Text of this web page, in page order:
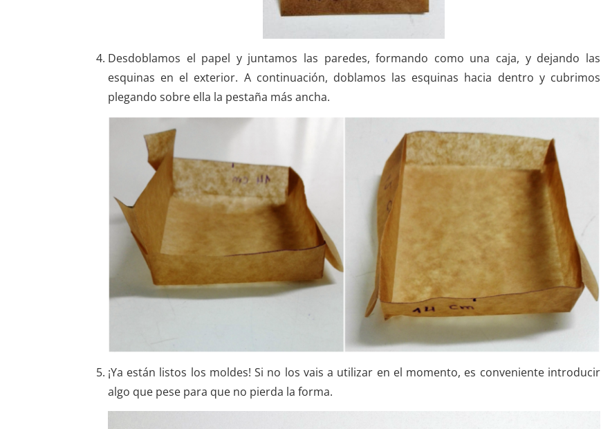
Desdoblamos el papel y juntamos las paredes, formando como una caja, y dejando las
esquinas en el exterior. A continuación, doblamos las esquinas hacia dentro y cubrimos
plegando sobre ella la pestaña más ancha.
¡Ya están listos los moldes! Si no los vais a utilizar en el momento, es conveniente introducir
algo que pese para que no pierda la forma.